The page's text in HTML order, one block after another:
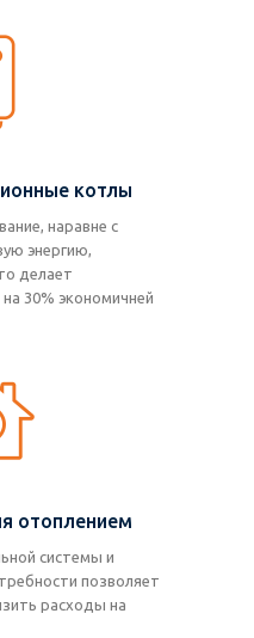
котлы
наравне с
энергию,
делает
30% экономичней
отоплением
системы и
позволяет
расходы на